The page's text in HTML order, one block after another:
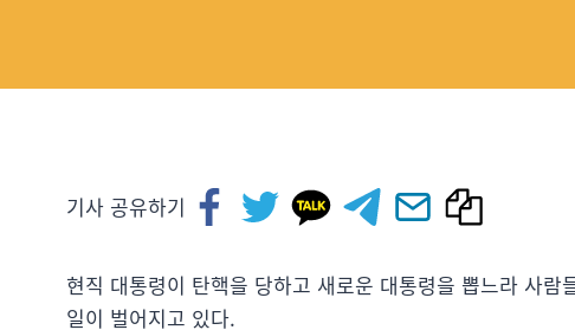
기사 공유하기
현직 대통령이 탄핵을 당하고 새로운 대통령을 뽑느라 사
일이 벌어지고 있다.